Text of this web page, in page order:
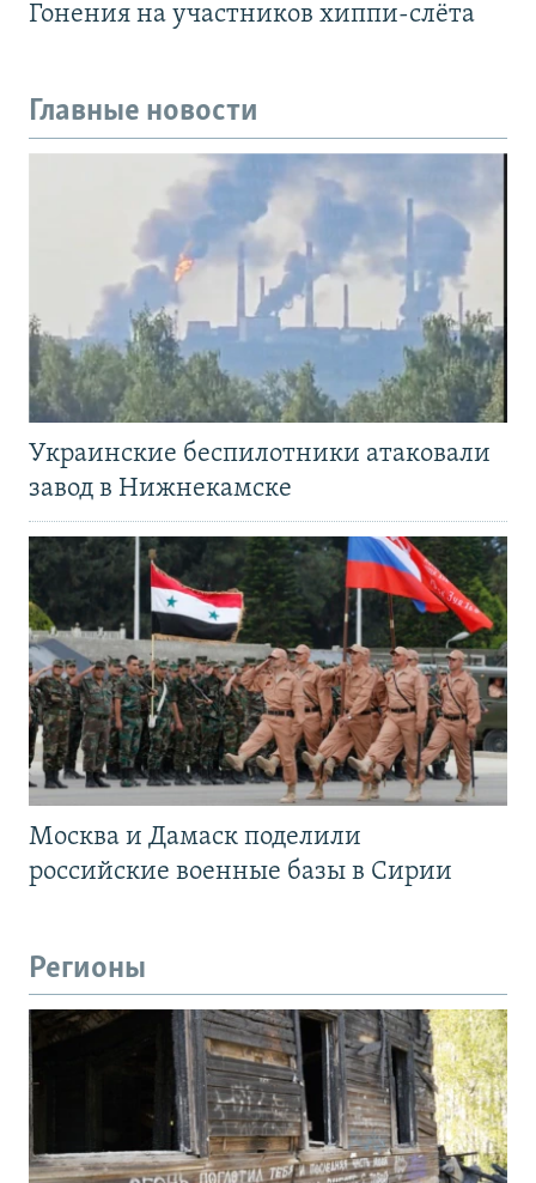
Гонения на участников хиппи-слёта
Главные новости
Украинские беспилотники атаковали
завод в Нижнекамске
Москва и Дамаск поделили
российские военные базы в Сирии
Регионы